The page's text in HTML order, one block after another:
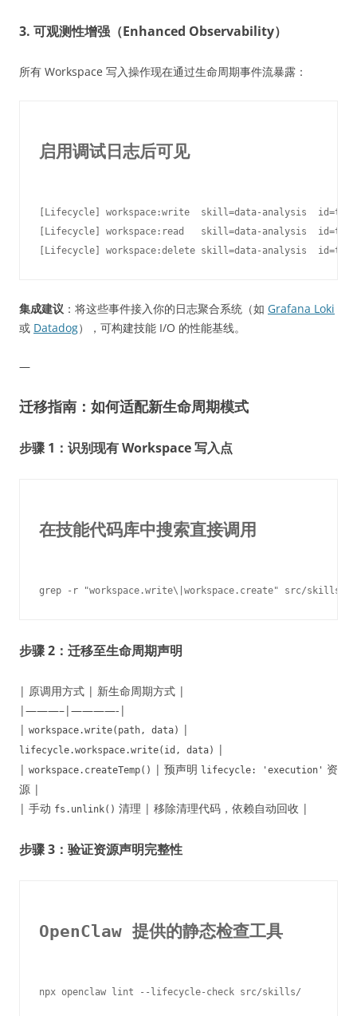
3. 可观测性增强（Enhanced Observability）
所有 Workspace 写入操作现在通过生命周期事件流暴露：
启用调试日志后可见
[Lifecycle] workspace:write  skill=data-analysis
[Lifecycle] workspace:read   skill=data-analysis
集成建议 ：将这些事件接入你的日志聚合系统（如 Grafana Loki
或 Datadog），可构建技能 I/O 的性能基线。
—
迁移指南：如何适配新生命周期模式
步骤 1：识别现有 Workspace 写入点
在技能代码库中搜索直接调用
步骤 2：迁移至生命周期声明
| 原调用方式 | 新生命周期方式 |
|———–|————-|
| workspace.write(path, data) |
lifecycle.workspace.write(id, data)
|
| workspace.createTemp() | 预声明 lifecycle: 'execution' 资
源 |
| 手动 fs.unlink() 清理 | 移除清理代码，依赖自动回收 |
步骤 3：验证资源声明完整性
OpenClaw 提供的静态检查工具